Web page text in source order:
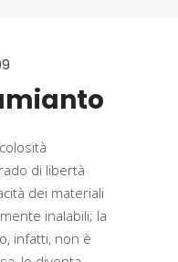
di libertà
dei materiali
inalabili; la
infatti, non è